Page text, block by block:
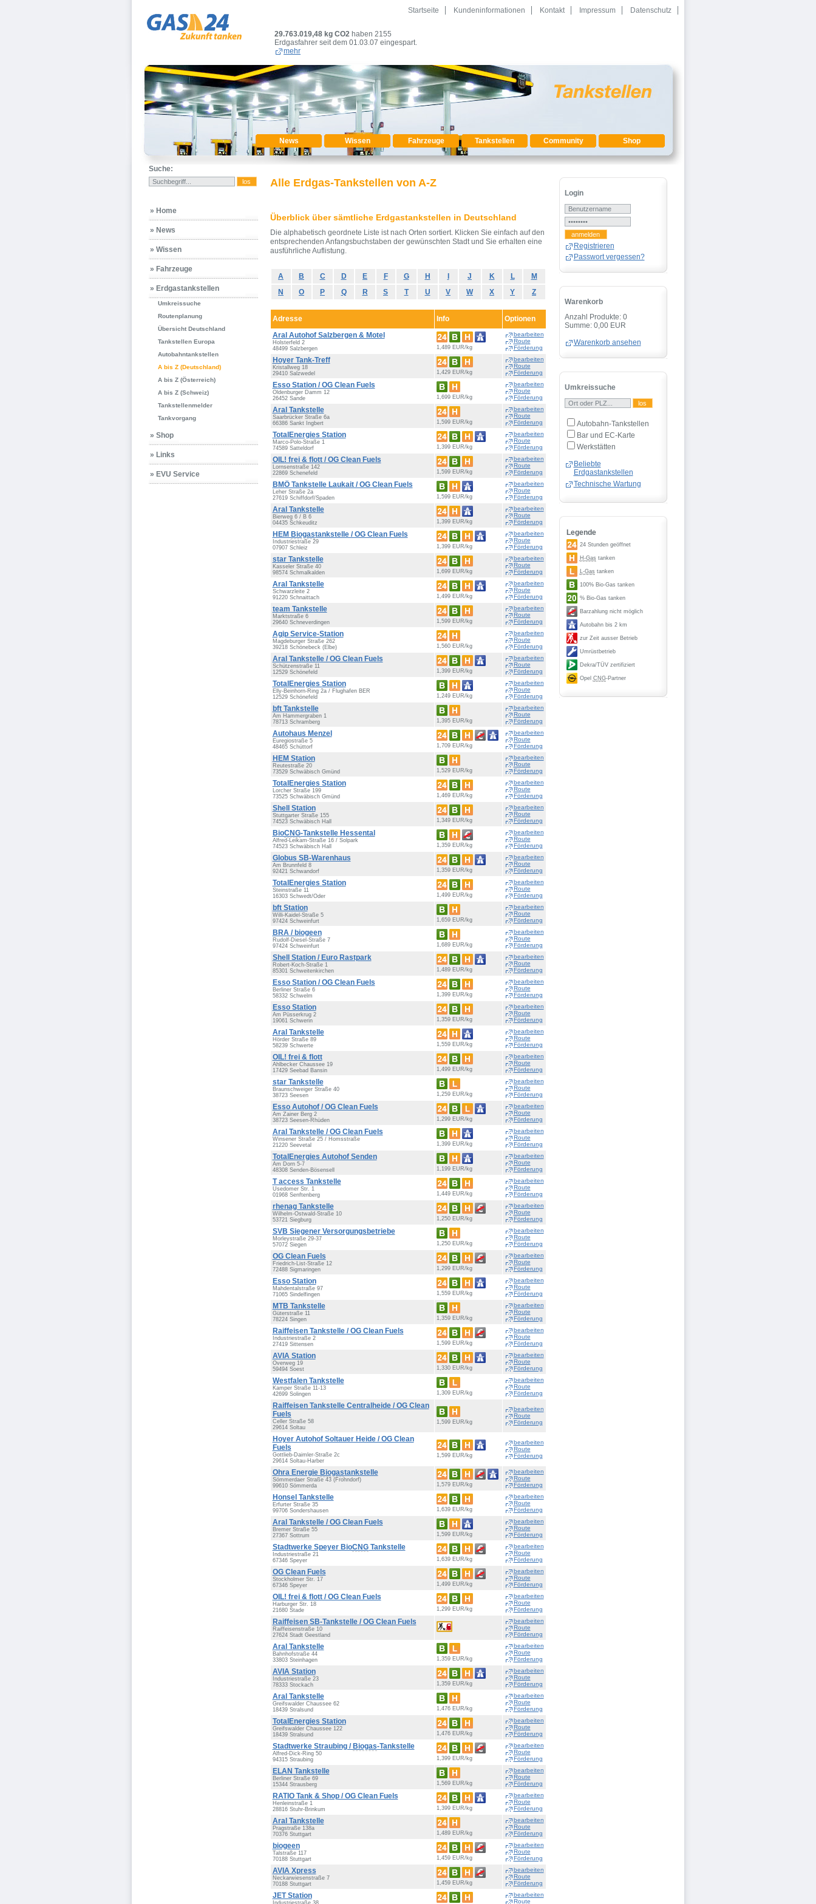
Startseite Kundeninformationen Kontakt Impressum Datenschutz
29.763.019,52 kg CO2 haben 2155
Erdgasfahrer seit dem 01.03.07 eingespart.
mehr
News Wissen Fahrzeuge Tankstellen Community Shop
Suche:
» Home
» News
» Wissen
» Fahrzeuge
» Erdgastankstellen
Umkreissuche
Routenplanung
Übersicht Deutschland
Tankstellen Europa
Autobahntankstellen
A bis Z (Deutschland)
A bis Z (Österreich)
A bis Z (Schweiz)
Tankstellenmelder
Tankvorgang
» Shop
» Links
» EVU Service
Alle Erdgas-Tankstellen von A-Z
Überblick über sämtliche Erdgastankstellen in Deutschland
Die alphabetisch geordnete Liste ist nach Orten sortiert. Klicken Sie einfach auf den
entsprechenden Anfangsbuchstaben der gewünschten Stadt und Sie erhalten eine
ausführliche Auflistung.
A B C D E F G H J K L
M
N
O P Q R S T U V W X Y Z
Adresse Info
Optionen
Aral Autohof Salzbergen & Motel
Holsterfeld 2
48499 Salzbergen
1,489 EUR/kg
bearbeiten
Route
Förderung
Hoyer Tank-Treff
Kristallweg 18
29410 Salzwedel
1,429 EUR/kg
bearbeiten
Route
Förderung
Esso Station / OG Clean Fuels
Oldenburger Damm 12
26452 Sande
1,699 EUR/kg
bearbeiten
Route
Förderung
Aral Tankstelle
Saarbrücker Straße 6a
66386 Sankt Ingbert
1,599 EUR/kg
bearbeiten
Route
Förderung
TotalEnergies Station
Marco-Polo-Straße 1
74589 Satteldorf
1,399 EUR/kg
bearbeiten
Route
Förderung
OIL! frei & flott / OG Clean Fuels
Lornsenstraße 142
22869 Schenefeld
1,599 EUR/kg
bearbeiten
Route
Förderung
BMÖ Tankstelle Laukait / OG Clean Fuels
Leher Straße 2a
27619 Schiffdorf/Spaden
1,599 EUR/kg
bearbeiten
Route
Förderung
Aral Tankstelle
Bierweg 6 / B 6
04435 Schkeuditz
1,399 EUR/kg
bearbeiten
Route
Förderung
HEM Biogastankstelle / OG Clean Fuels
Industriestraße 29
07907 Schleiz
1,399 EUR/kg
bearbeiten
Route
Förderung
star Tankstelle
Kasseler Straße 40
98574 Schmalkalden
1,699 EUR/kg
bearbeiten
Route
Förderung
Aral Tankstelle
Schwarzleite 2
91220 Schnaittach
1,499 EUR/kg
bearbeiten
Route
Förderung
team Tankstelle
Marktstraße 6
29640 Schneverdingen
1,599 EUR/kg
bearbeiten
Route
Förderung
Agip Service-Station
Magdeburger Straße 262
39218 Schönebeck (Elbe)
1,560 EUR/kg
bearbeiten
Route
Förderung
Aral Tankstelle / OG Clean Fuels
Schützenstraße 11
12529 Schönefeld
1,399 EUR/kg
bearbeiten
Route
Förderung
TotalEnergies Station
Elly-Beinhorn-Ring 2a / Flughafen BER
12529 Schönefeld
1,249 EUR/kg
bearbeiten
Route
Förderung
bft Tankstelle
Am Hammergraben 1
78713 Schramberg
1,395 EUR/kg
bearbeiten
Route
Förderung
Autohaus Menzel
Euregiostraße 5
48465 Schüttorf
1,709 EUR/kg
bearbeiten
Route
Förderung
HEM Station
Reutestraße 20
73529 Schwäbisch Gmünd
1,529 EUR/kg
bearbeiten
Route
Förderung
TotalEnergies Station
Lorcher Straße 199
73525 Schwäbisch Gmünd
1,469 EUR/kg
bearbeiten
Route
Förderung
Shell Station
Stuttgarter Straße 155
74523 Schwäbisch Hall
1,349 EUR/kg
bearbeiten
Route
Förderung
BioCNG-Tankstelle Hessental
Alfred-Leikam-Straße 16 / Solpark
74523 Schwäbisch Hall
1,359 EUR/kg
bearbeiten
Route
Förderung
Globus SB-Warenhaus
Am Brunnfeld 8
92421 Schwandorf
1,359 EUR/kg
bearbeiten
Route
Förderung
TotalEnergies Station
Steinstraße 11
16303 Schwedt/Oder
1,499 EUR/kg
bearbeiten
Route
Förderung
bft Station
Willi-Kaidel-Straße 5
97424 Schweinfurt
1,659 EUR/kg
bearbeiten
Route
Förderung
BRA / biogeen
Rudolf-Diesel-Straße 7
97424 Schweinfurt
1,689 EUR/kg
bearbeiten
Route
Förderung
Shell Station / Euro Rastpark
Robert-Koch-Straße 1
85301 Schweitenkirchen
1,489 EUR/kg
bearbeiten
Route
Förderung
Esso Station / OG Clean Fuels
Berliner Straße 6
58332 Schwelm
1,399 EUR/kg
bearbeiten
Route
Förderung
Esso Station
Am Püsserkrug 2
19061 Schwerin
1,359 EUR/kg
bearbeiten
Route
Förderung
Aral Tankstelle
Hörder Straße 89
58239 Schwerte
1,559 EUR/kg
bearbeiten
Route
Förderung
OIL! frei & flott
Ahlbecker Chaussee 19
17429 Seebad Bansin
1,499 EUR/kg
bearbeiten
Route
Förderung
star Tankstelle
Braunschweiger Straße 40
38723 Seesen
1,259 EUR/kg
bearbeiten
Route
Förderung
Esso Autohof / OG Clean Fuels
Am Zainer Berg 2
38723 Seesen-Rhüden
1,299 EUR/kg
bearbeiten
Route
Förderung
Aral Tankstelle / OG Clean Fuels
Winsener Straße 25 / Homsstraße
21220 Seevetal
1,399 EUR/kg
bearbeiten
Route
Förderung
TotalEnergies Autohof Senden
Am Dorn 5-7
48308 Senden-Bösensell
1,199 EUR/kg
bearbeiten
Route
Förderung
T access Tankstelle
Usedomer Str. 1
01968 Senftenberg
1,449 EUR/kg
bearbeiten
Route
Förderung
rhenag Tankstelle
Wilhelm-Ostwald-Straße 10
53721 Siegburg
1,250 EUR/kg
bearbeiten
Route
Förderung
SVB Siegener Versorgungsbetriebe
Morleystraße 29-37
57072 Siegen
1,250 EUR/kg
bearbeiten
Route
Förderung
OG Clean Fuels
Friedrich-List-Straße 12
72488 Sigmaringen
1,299 EUR/kg
bearbeiten
Route
Förderung
Esso Station
Mahdentalstraße 97
71065 Sindelfingen
1,559 EUR/kg
bearbeiten
Route
Förderung
MTB Tankstelle
Güterstraße 11
78224 Singen
1,359 EUR/kg
bearbeiten
Route
Förderung
Raiffeisen Tankstelle / OG Clean Fuels
Industriestraße 2
27419 Sittensen
1,599 EUR/kg
bearbeiten
Route
Förderung
AVIA Station
Overweg 19
59494 Soest
1,330 EUR/kg
bearbeiten
Route
Förderung
Westfalen Tankstelle
Kamper Straße 11-13
42699 Solingen
1,309 EUR/kg
bearbeiten
Route
Förderung
Raiffeisen Tankstelle Centralheide / OG Clean
Fuels
Celler Straße 58
29614 Soltau
1,599 EUR/kg
bearbeiten
Route
Förderung
Hoyer Autohof Soltauer Heide / OG Clean
Fuels
Gottlieb-Daimler-Straße 2c
29614 Soltau-Harber
1,599 EUR/kg
bearbeiten
Route
Förderung
Ohra Energie Biogastankstelle
Sömmerdaer Straße 43 (Frohndorf)
99610 Sömmerda
1,579 EUR/kg
bearbeiten
Route
Förderung
Honsel Tankstelle
Erfurter Straße 35
99706 Sondershausen
1,639 EUR/kg
bearbeiten
Route
Förderung
Aral Tankstelle / OG Clean Fuels
Bremer Straße 55
27367 Sottrum
1,599 EUR/kg
bearbeiten
Route
Förderung
Stadtwerke Speyer BioCNGTankstelle
Industriestraße 21
67346 Speyer
1,639 EUR/kg
bearbeiten
Route
Förderung
OG Clean Fuels
Stockholmer Str. 17
67346 Speyer
1,499 EUR/kg
bearbeiten
Route
Förderung
OIL! frei & flott / OG Clean Fuels
Harburger Str. 18
21680 Stade
1,299 EUR/kg
bearbeiten
Route
Förderung
Raiffeisen SB-Tankstelle / OG Clean Fuels
Raiffeisenstraße 10
27624 Stadt Geestland
bearbeiten
Route
Förderung
Aral Tankstelle
Bahnhofstraße 44
33803 Steinhagen
1,359 EUR/kg
bearbeiten
Route
Förderung
AVIA Station
Industriestraße 23
78333 Stockach
1,359 EUR/kg
bearbeiten
Route
Förderung
Aral Tankstelle
Greifswalder Chaussee 62
18439 Stralsund
1,476 EUR/kg
bearbeiten
Route
Förderung
TotalEnergies Station
Greifswalder Chaussee 122
18439 Stralsund
1,476 EUR/kg
bearbeiten
Route
Förderung
Stadtwerke Straubing / Biogas-Tankstelle
Alfred-Dick-Ring 50
94315 Straubing
1,399 EUR/kg
bearbeiten
Route
Förderung
ELAN Tankstelle
Berliner Straße 69
15344 Strausberg
1,569 EUR/kg
bearbeiten
Route
Förderung
RATIO Tank & Shop / OG Clean Fuels
Henleinstraße 1
28816 Stuhr-Brinkum
1,399 EUR/kg
bearbeiten
Route
Förderung
Aral Tankstelle
Pragstraße 138a
70376 Stuttgart
1,489 EUR/kg
bearbeiten
Route
Förderung
biogeen
Talstraße 117
70188 Stuttgart
1,459 EUR/kg
bearbeiten
Route
Förderung
AVIA Xpress
Neckarwiesenstraße 7
70188 Stuttgart
1,459 EUR/kg
bearbeiten
Route
Förderung
JET Station
bearbeiten
Route
Login
Registrieren
Passwort vergessen?
Warenkorb
Anzahl Produkte: 0
Summe: 0,00 EUR
Warenkorb ansehen
Umkreissuche
Autobahn-Tankstellen
Bar und EC-Karte
Werkstätten
Beliebte
Erdgastankstellen
Technische Wartung
Legende
24 Stunden geöffnet
H-Gas tanken
L-Gas tanken
100% Bio-Gas tanken
% Bio-Gas tanken
Barzahlung nicht möglich
Autobahn bis 2 km
zur Zeit ausser Betrieb
Umrüstbetrieb
Dekra/TÜV zertifiziert
Opel CNG-Partner